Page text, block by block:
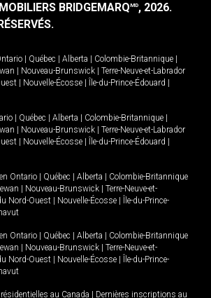
BRIDGEMARQMD, 2026.
Québec Alberta Colombie-Britannique
Nouveau-Brunswick
Terre-Neuve-et-Labrador
Nouvelle-Écosse Île-du-Prince-Édouard
Québec Alberta Colombie-Britannique
Nouveau-Brunswick
Terre-Neuve-et-Labrador
Nouvelle-Écosse Île-du-Prince-Édouard
Ontario Québec Alberta
Colombie-Britannique
Nouveau-Brunswick
Terre-Neuve-et-
Nord-Ouest Nouvelle-Écosse
Île-du-Prince-
Ontario Québec Alberta
Colombie-Britannique
Nouveau-Brunswick
Terre-Neuve-et-
Nord-Ouest Nouvelle-Écosse
Île-du-Prince-
au Canada
Dernières inscriptions au